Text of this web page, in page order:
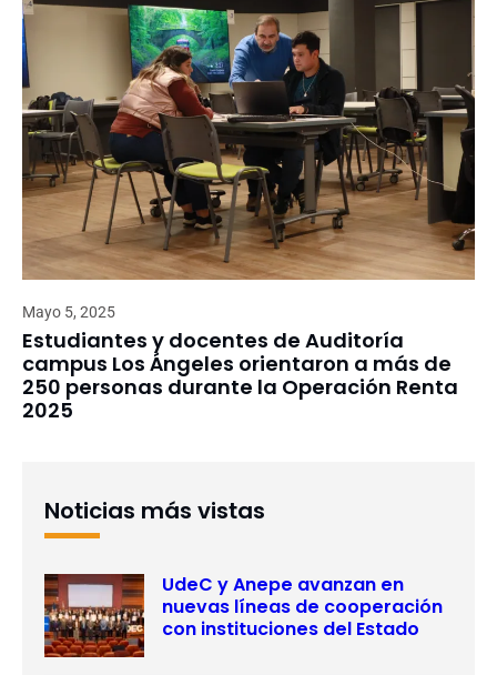
Mayo 5, 2025
Estudiantes y docentes de Auditoría
campus Los Ángeles orientaron a más de
250 personas durante la Operación Renta
2025
Noticias más vistas
UdeC y Anepe avanzan en
nuevas líneas de cooperación
con instituciones del Estado